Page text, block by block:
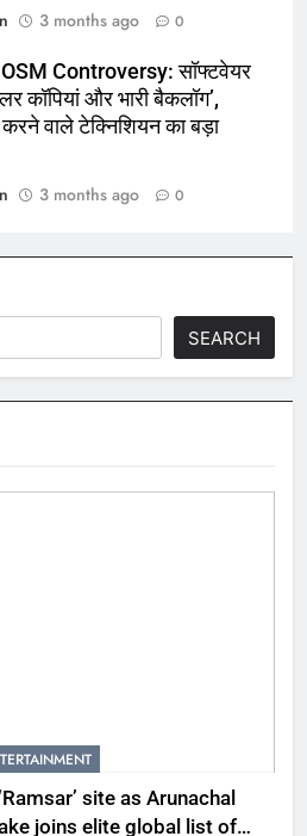
3 months ago 0
Controversy: सॉफ्टवेयर
कॉपियां और भारी बैकलॉग’,
वाले टेक्निशियन का बड़ा
3 months ago 0
SEARCH
site as Arunachal
joins elite global list of